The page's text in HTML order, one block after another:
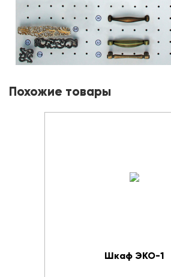
Похожие товары
Шкаф ЭКО-1